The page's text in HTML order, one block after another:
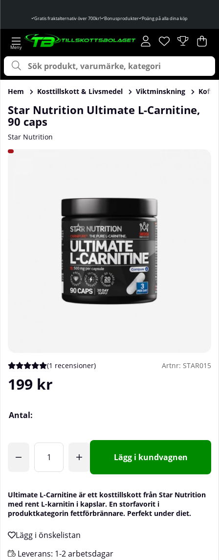
Gratis fraktalternativ över 700kr! Bonusprodukter Poäng på alla dina köp
Önskelista
Antal i
. .
Hem Kosttillskott & Livsmedel Viktminskning
Star Nutrition Ultimate L-Carnitine,
90 caps
Star Nutrition
Produktbilder Star Nutrition Ultimate L-Carnitine, 90 caps
Medelbetyg 5 av 5 Antal betyg 1
(1 recensioner) Artnr: STAR015
199 kr
Antal:
Lägg i kundvagnen
Ultimate L-Carnitine är ett kosttillskott från Star Nutrition
med rent L-karnitin i kapslar. En storfavorit i
produktkategorin fettförbrännare. Perfekt under diet.
Leverans: 1-2 arbetsdagar